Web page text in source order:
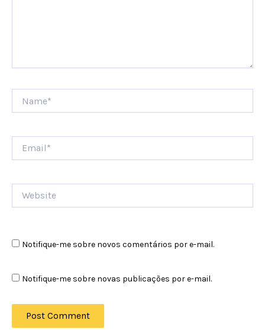
Notifique-me sobre novos comentários por e-mail.
Notifique-me sobre novas publicações por e-mail.